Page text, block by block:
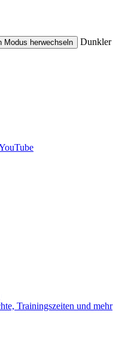
Modus herwechseln
Dunkler
Trainingszeiten und mehr